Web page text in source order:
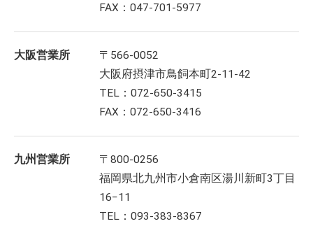
FAX：047-701-5977
大阪営業所
〒566-0052
大阪府摂津市鳥飼本町2-11-42
TEL：072-650-3415
FAX：072-650-3416
九州営業所
〒800-0256
福岡県北九州市小倉南区湯川新町3丁目
16−11
TEL：093-383-8367